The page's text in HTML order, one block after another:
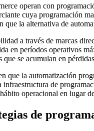
operan con
cuya programación
la alternativa de
a través de marcas
en períodos operativos
se acumulan en
que la automatización
de
operacional en lugar
de